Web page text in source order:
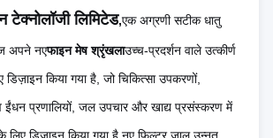
टेक्नोलॉजी लिमिटेड,एक अग्रणी सटीक धातु
अपने नएफाइन मेष श्रृंखलाउच्च-प्रदर्शन वाले उत्कीर्ण
किया गया है, जो चिकित्सा उपकरणों,
ईंधन प्रणालियों, जल उपचार और खाद्य प्रसंस्करण में